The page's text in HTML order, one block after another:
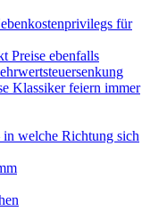
für
Preise ebenfalls
Klassiker feiern immer
welche Richtung sich